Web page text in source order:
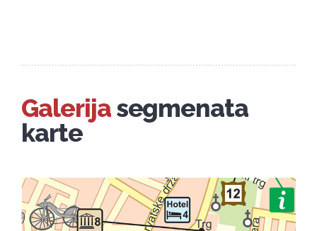
Galerijasegmenata
karte